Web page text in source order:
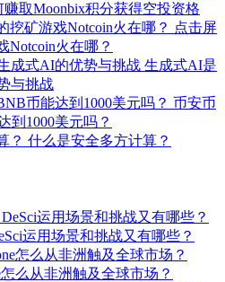
取Moonbix积分获得空投资格
点击屏
Notcoin火在哪？
生成式AI是
与挑战
币安币
到1000美元吗？
什么是安全多方计算？
运用场景和挑战又有哪些？
怎么从非洲触及全球市场？